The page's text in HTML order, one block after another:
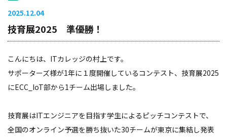
2025.12.04
技育展2025 準優勝！
こんにちは、ITカレッジの村上です。
サポーターズ様が1年に１度開催しているコンテスト、技育展2025
にECC_IoT部から1チーム出場しました。
技育展はITエンジニアを目指す学生によるピッチコンテストで、
全国のオンライン予選を勝ち抜いた30チームが東京に集結し発表